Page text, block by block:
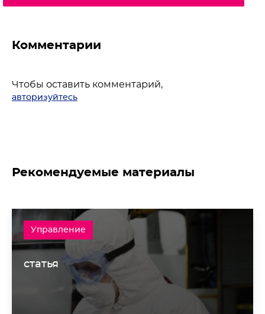
Комментарии
Чтобы оставить комментарий,
авторизуйтесь
Рекомендуемые материалы
Управление
статья